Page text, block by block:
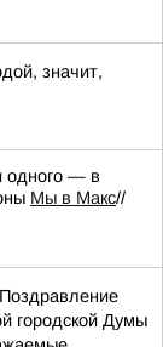
значит,
одного — в
Мы в Макс//
городской Думы